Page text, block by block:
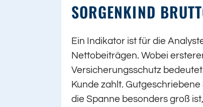
SORGENKIND
Ein Indikator ist für die
Nettobeiträgen. Wobei
Versicherungsschutz
Kunde zahlt.
die Spanne besonders groß